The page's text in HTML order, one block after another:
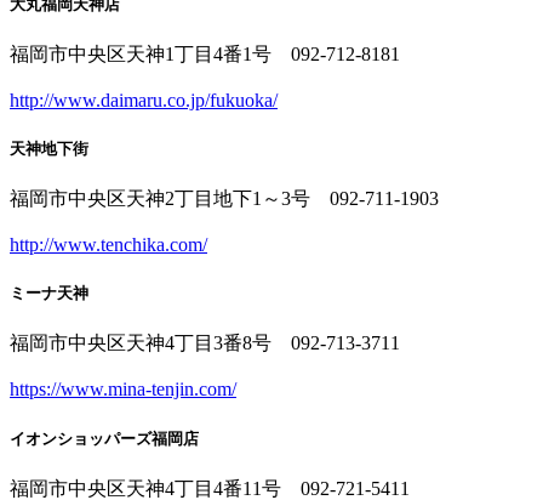
大丸福岡天神店
福岡市中央区天神1丁目4番1号 092-712-8181
http://www.daimaru.co.jp/fukuoka/
天神地下街
福岡市中央区天神2丁目地下1～3号 092-711-1903
http://www.tenchika.com/
ミーナ天神
福岡市中央区天神4丁目3番8号 092-713-3711
https://www.mina-tenjin.com/
イオンショッパーズ福岡店
福岡市中央区天神4丁目4番11号 092-721-5411